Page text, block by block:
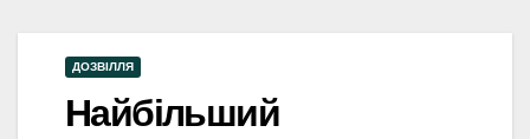
ДОЗВІЛЛЯ
Найбільший